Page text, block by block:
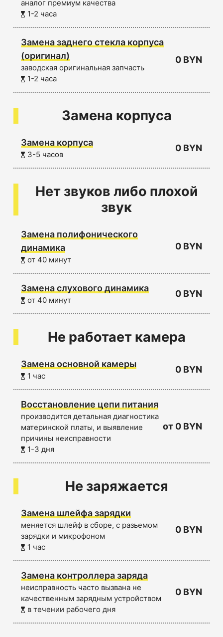
аналог премиум качества
1-2 часа
Замена заднего стекла корпуса
(оригинал)
заводская оригинальная запчасть
1-2 часа
0 BYN
Замена корпуса
Замена корпуса
3-5 часов
0 BYN
Нет звуков либо плохой
звук
Замена полифонического
динамика
от 40 минут
0 BYN
Замена слухового динамика
от 40 минут
0 BYN
Не работает камера
Замена основной камеры
1 час
0 BYN
Восстановление цепи питания
производится детальная диагностика
материнской платы, и выявление
причины неисправности
1-3 дня
от 0 BYN
Не заряжается
Замена шлейфа зарядки
меняется шлейф в сборе, с разьемом
зарядки и микрофоном
1 час
0 BYN
Замена контроллера заряда
неисправность часто вызвана не
качественным зарядным устройством
в течении рабочего дня
0 BYN